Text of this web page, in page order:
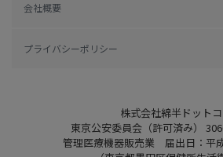
会社概要
プライバシーポリシー
株式会社綿半ドット
東京公安委員会（許可済み）
管理医療機器販売業 届出日：平